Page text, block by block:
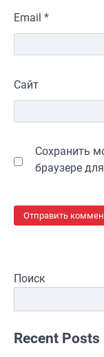
Email *
Сайт
Сохранить
браузере
Поиск
Recent Posts